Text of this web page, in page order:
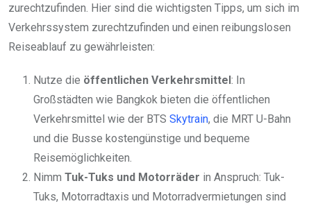
zurechtzufinden. Hier sind die wichtigsten Tipps, um sich im
Verkehrssystem zurechtzufinden und einen reibungslosen
Reiseablauf zu gewährleisten:
Nutze die öffentlichen Verkehrsmittel: In
Großstädten wie Bangkok bieten die öffentlichen
Verkehrsmittel wie der BTS Skytrain, die MRT U-Bahn
und die Busse kostengünstige und bequeme
Reisemöglichkeiten.
Nimm Tuk-Tuks und Motorräder in Anspruch: Tuk-
Tuks, Motorradtaxis und Motorradvermietungen sind